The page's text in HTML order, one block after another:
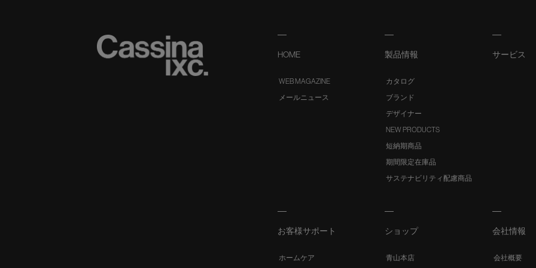
HOME
WEB MAGAZINE
メールニュース
製品情報
カタログ
ブランド
デザイナー
NEW PRODUCTS
短納期商品
期間限定在庫品
サステナビリティ配慮商品
サービス
お客様サポート
ホームケア
ショップ
青山本店
会社情報
会社概要